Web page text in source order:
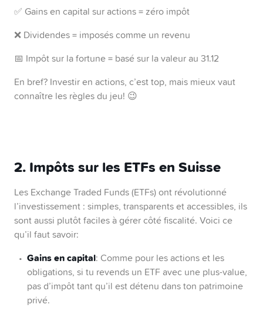
✅ Gains en capital sur actions = zéro impôt
❌ Dividendes = imposés comme un revenu
📅 Impôt sur la fortune = basé sur la valeur au 31.12
En bref? Investir en actions, c’est top, mais mieux vaut
connaître les règles du jeu! 😉
2. Impôts sur les ETFs en Suisse
Les Exchange Traded Funds (ETFs) ont révolutionné
l’investissement : simples, transparents et accessibles, ils
sont aussi plutôt faciles à gérer côté fiscalité. Voici ce
qu’il faut savoir:
Gains en capital: Comme pour les actions et les
obligations, si tu revends un ETF avec une plus-value,
pas d’impôt tant qu’il est détenu dans ton patrimoine
privé.